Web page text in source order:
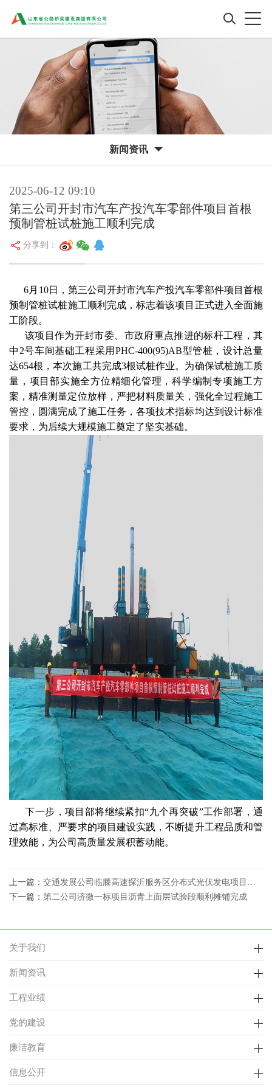
新闻资讯
2025-06-12 09:10
第三公司开封市汽车产投汽车零部件项目首根
预制管桩试桩施工顺利完成
分享到：
6月10日，第三公司开封市汽车产投汽车零部件项目首根
预制管桩试桩施工顺利完成，标志着该项目正式进入全面施
工阶段。
该项目作为开封市委、市政府重点推进的标杆工程，其
中2号车间基础工程采用PHC-400(95)AB型管桩，设计总量
达654根，本次施工共完成3根试桩作业。为确保试桩施工质
量，项目部实施全方位精细化管理，科学编制专项施工方
案，精准测量定位放样，严把材料质量关，强化全过程施工
管控，圆满完成了施工任务，各项技术指标均达到设计标准
要求，为后续大规模施工奠定了坚实基础。
下一步，项目部将继续紧扣“九个再突破”工作部署，通
过高标准、严要求的项目建设实践，不断提升工程品质和管
理效能，为公司高质量发展积蓄动能。
上一篇： 交通发展公司临滕高速探沂服务区分布式光伏发电项目顺利并网发电
下一篇： 第二公司济微一标项目沥青上面层试验段顺利摊铺完成
关于我们
新闻资讯
工程业绩
党的建设
廉洁教育
信息公开